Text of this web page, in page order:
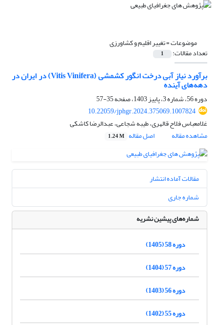
موضوعات =تغییر اقلیم و کشاورزی
تعداد مقالات: 1
برآورد نیاز آبی درخت انگور کشمشی (Vitis Vinifera) در ایران در
دهه‌های آینده
دوره 56، شماره 3، پاییز 1403، صفحه
35-57
10.22059/jphgr.2024.375069.1007824
غلامعباس فلاح قالهری، طیبه شجاعی، عبدالرضا کاشکی
مشاهده مقاله
اصل مقاله 1.24 M
مقالات آماده انتشار
شماره جاری
شماره‌های پیشین نشریه
دوره 58 (1405)
دوره 57 (1404)
دوره 56 (1403)
دوره 55 (1402)